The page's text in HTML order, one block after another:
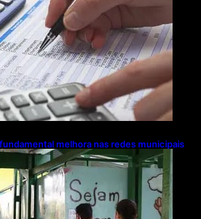
melhora nas redes municipais